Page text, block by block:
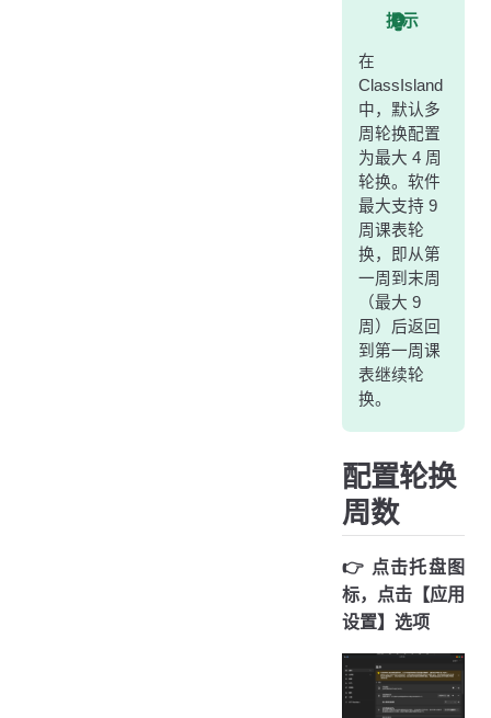
提示
在
ClassIsland
中，默认多
周轮换配置
为最大 4 周
轮换。软件
最大支持 9
周课表轮
换，即从第
一周到末周
（最大 9
周）后返回
到第一周课
表继续轮
换。
配置轮换
周数
👉️ 点击托盘图
标，点击【应用
设置】选项